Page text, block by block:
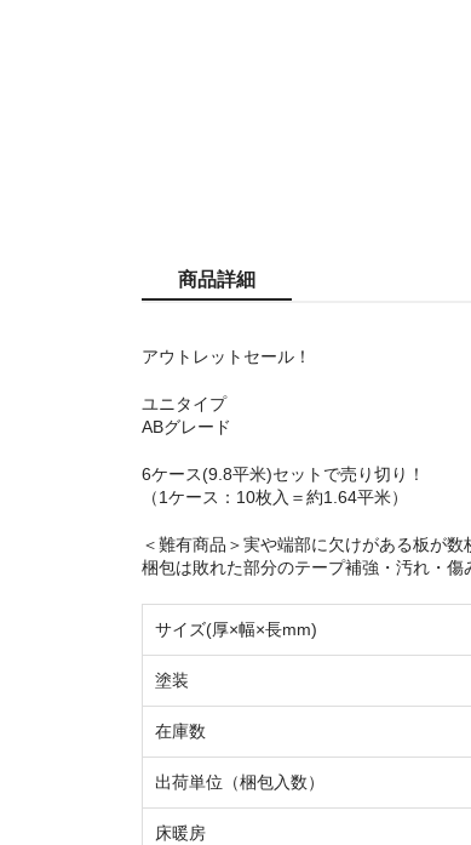
商品詳細
アウトレットセール！
ユニタイプ
ABグレード
6ケース(9.8平米)セットで売り切り！
（1ケース：10枚入＝約1.64平米）
＜難有商品＞実や端部に欠けがある板が数
梱包は敗れた部分のテープ補強・汚れ・傷
サイズ(厚×幅×長mm)
塗装
在庫数
出荷単位（梱包入数）
床暖房